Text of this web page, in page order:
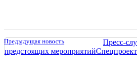
Предыдущая новость Пресс-
предстоящих мероприятий